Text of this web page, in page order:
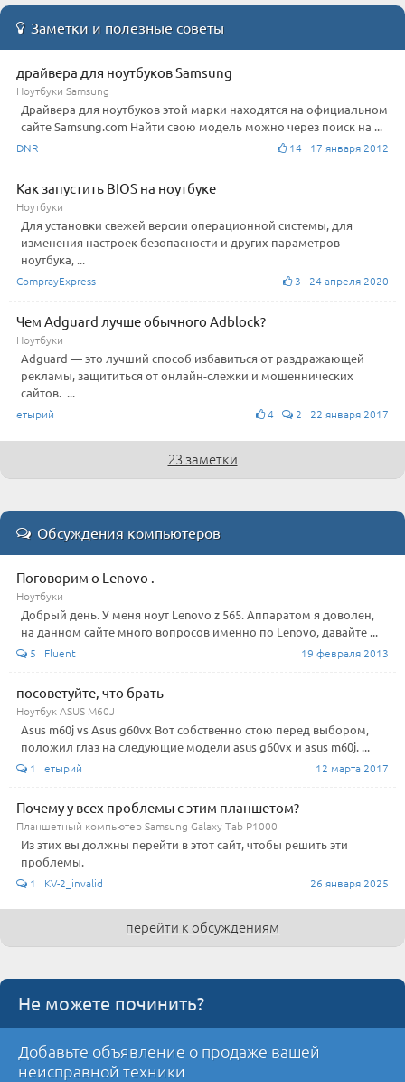
Заметки и полезные советы
драйвера для ноутбуков Samsung
Ноутбуки Samsung
Драйвера для ноутбуков этой марки находятся на официальном
сайте Samsung.com Найти свою модель можно через поиск на ...
DNR 14 17 января 2012
Как запустить BIOS на ноутбуке
Ноутбуки
Для установки свежей версии операционной системы, для
изменения настроек безопасности и других параметров
ноутбука, ...
ComprayExpress 3 24 апреля 2020
Чем Adguard лучше обычного Adblock?
Ноутбуки
Adguard — это лучший способ избавиться от раздражающей
рекламы, защититься от онлайн-слежки и мошеннических
сайтов. ...
етырий 4 2 22 января 2017
23 заметки
Обсуждения компьютеров
Поговорим о Lenovo .
Ноутбуки
Добрый день. У меня ноут Lenovo z 565. Аппаратом я доволен,
на данном сайте много вопросов именно по Lenovo, давайте ...
5 Fluent 19 февраля 2013
посоветуйте, что брать
Ноутбук ASUS M60J
Asus m60j vs Asus g60vx Вот собственно стою перед выбором,
положил глаз на следующие модели asus g60vx и asus m60j. ...
1 етырий 12 марта 2017
Почему у всех проблемы с этим планшетом?
Планшетный компьютер Samsung Galaxy Tab P1000
Из этих вы должны перейти в этот сайт, чтобы решить эти
проблемы.
1 KV-2_invalid 26 января 2025
перейти к обсуждениям
Не можете починить?
Добавьте объявление о продаже вашей
неисправной техники